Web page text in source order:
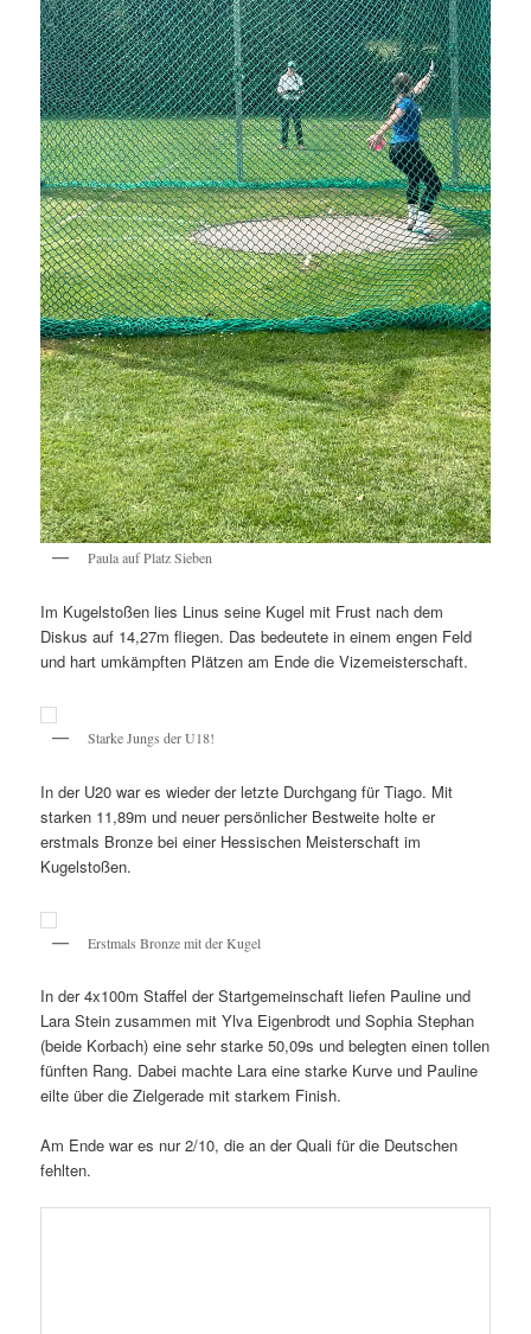
Paula auf Platz Sieben
Im Kugelstoßen lies Linus seine Kugel mit Frust nach dem
Diskus auf 14,27m fliegen. Das bedeutete in einem engen Feld
und hart umkämpften Plätzen am Ende die Vizemeisterschaft.
Starke Jungs der U18!
In der U20 war es wieder der letzte Durchgang für Tiago. Mit
starken 11,89m und neuer persönlicher Bestweite holte er
erstmals Bronze bei einer Hessischen Meisterschaft im
Kugelstoßen.
Erstmals Bronze mit der Kugel
In der 4x100m Staffel der Startgemeinschaft liefen Pauline und
Lara Stein zusammen mit Ylva Eigenbrodt und Sophia Stephan
(beide Korbach) eine sehr starke 50,09s und belegten einen tollen
fünften Rang. Dabei machte Lara eine starke Kurve und Pauline
eilte über die Zielgerade mit starkem Finish.
Am Ende war es nur 2/10, die an der Quali für die Deutschen
fehlten.